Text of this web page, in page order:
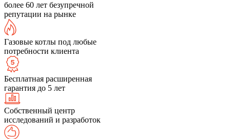
более 60 лет безупречной
репутации на рынке
Газовые котлы под любые
потребности клиента
Бесплатная расширенная
гарантия до 5 лет
Собственный центр
исследований и разработок